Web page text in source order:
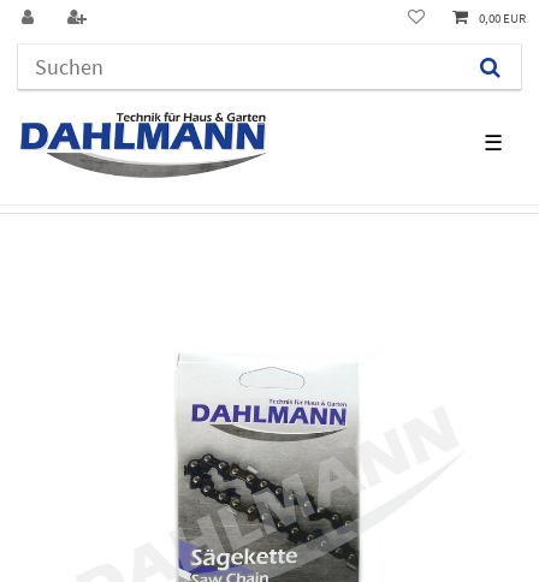
☰
0,00 EUR